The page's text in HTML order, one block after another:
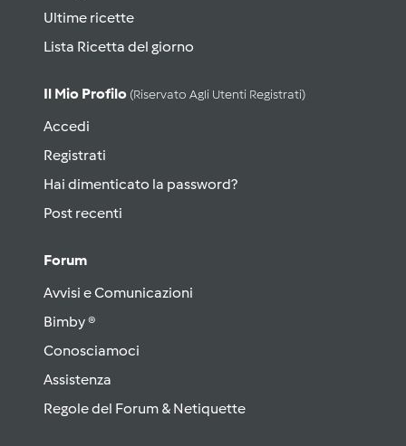
Ultime ricette
Lista Ricetta del giorno
Il Mio Profilo (riservato Agli Utenti Registrati)
Accedi
Registrati
Hai dimenticato la password?
Post recenti
Forum
Avvisi e Comunicazioni
Bimby ®
Conosciamoci
Assistenza
Regole del Forum & Netiquette